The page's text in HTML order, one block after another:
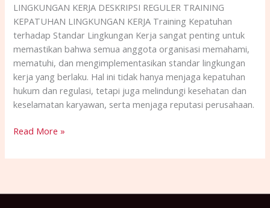
LINGKUNGAN KERJA DESKRIPSI REGULER TRAINING
KEPATUHAN LINGKUNGAN KERJA Training Kepatuhan
terhadap Standar Lingkungan Kerja sangat penting untuk
memastikan bahwa semua anggota organisasi memahami,
mematuhi, dan mengimplementasikan standar lingkungan
kerja yang berlaku. Hal ini tidak hanya menjaga kepatuhan
hukum dan regulasi, tetapi juga melindungi kesehatan dan
keselamatan karyawan, serta menjaga reputasi perusahaan.
Read More »